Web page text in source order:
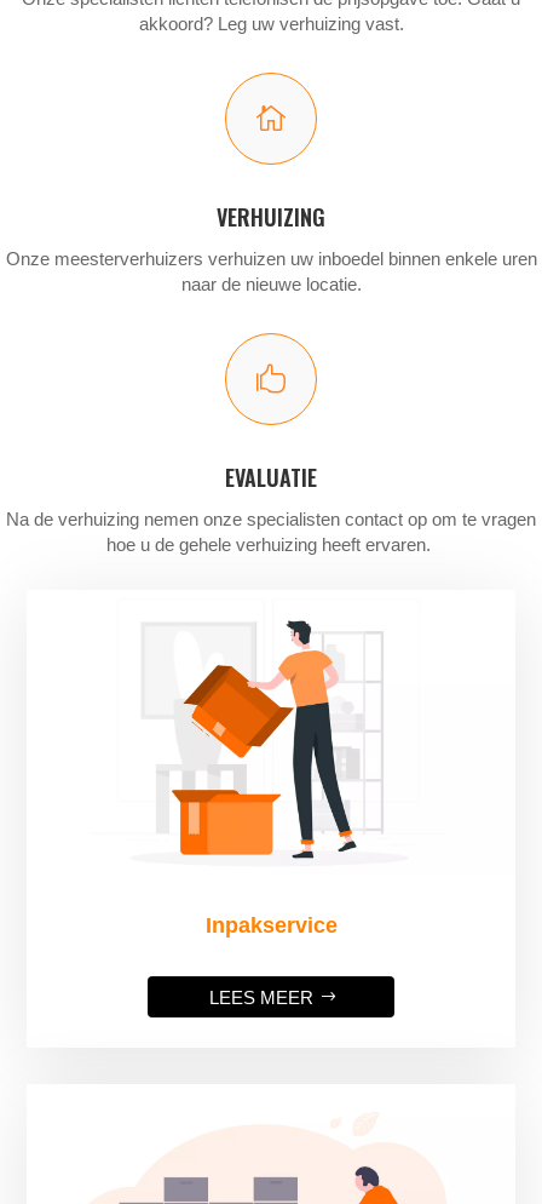
akkoord? Leg uw verhuizing vast.

VERHUIZING
Onze meesterverhuizers verhuizen uw inboedel binnen enkele uren
naar de nieuwe locatie.

EVALUATIE
Na de verhuizing nemen onze specialisten contact op om te vragen
hoe u de gehele verhuizing heeft ervaren.
Inpakservice
LEES MEER